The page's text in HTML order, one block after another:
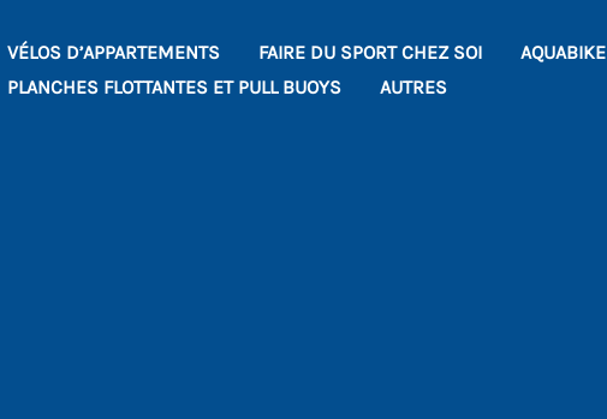
VÉLOS D’APPARTEMENTS FAIRE DU SPORT CHEZ SOI AQUABIKE
PLANCHES FLOTTANTES ET PULL BUOYS
AUTRES